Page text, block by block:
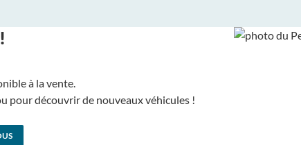
à la vente.
pour découvrir de nouveaux véhicules !